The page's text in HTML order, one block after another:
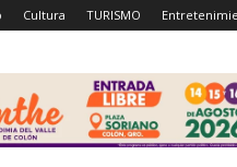
Cultura TURISMO